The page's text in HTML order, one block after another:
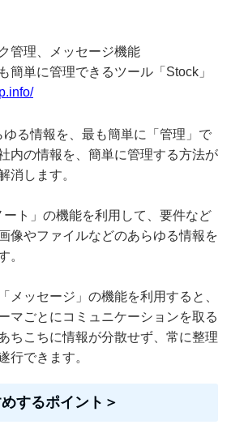
管理、メッセージ機能
簡単に管理できるツール「Stock」
る情報を、最も簡単に「管理」で
内の情報を、簡単に管理する方法が
消します。
ト」の機能を利用して、要件など
像やファイルなどのあらゆる情報を
。
メッセージ」の機能を利用すると、
マごとにコミュニケーションを取る
ちこちに情報が分散せず、常に整理
行できます。
するポイント＞